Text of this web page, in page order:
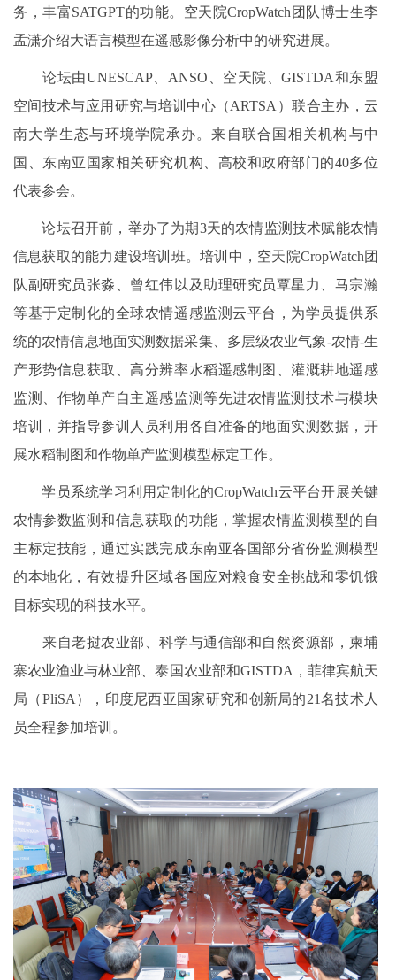
务，丰富SATGPT的功能。空天院CropWatch团队博士生李
孟潇介绍大语言模型在遥感影像分析中的研究进展。
论坛由UNESCAP、ANSO、空天院、GISTDA和东盟
空间技术与应用研究与培训中心（ARTSA）联合主办，云
南大学生态与环境学院承办。来自联合国相关机构与中
国、东南亚国家相关研究机构、高校和政府部门的40多位
代表参会。
论坛召开前，举办了为期3天的农情监测技术赋能农情
信息获取的能力建设培训班。培训中，空天院CropWatch团
队副研究员张淼、曾红伟以及助理研究员覃星力、马宗瀚
等基于定制化的全球农情遥感监测云平台，为学员提供系
统的农情信息地面实测数据采集、多层级农业气象-农情-生
产形势信息获取、高分辨率水稻遥感制图、灌溉耕地遥感
监测、作物单产自主遥感监测等先进农情监测技术与模块
培训，并指导参训人员利用各自准备的地面实测数据，开
展水稻制图和作物单产监测模型标定工作。
学员系统学习利用定制化的CropWatch云平台开展关键
农情参数监测和信息获取的功能，掌握农情监测模型的自
主标定技能，通过实践完成东南亚各国部分省份监测模型
的本地化，有效提升区域各国应对粮食安全挑战和零饥饿
目标实现的科技水平。
来自老挝农业部、科学与通信部和自然资源部，柬埔
寨农业渔业与林业部、泰国农业部和GISTDA，菲律宾航天
局（PliSA），印度尼西亚国家研究和创新局的21名技术人
员全程参加培训。